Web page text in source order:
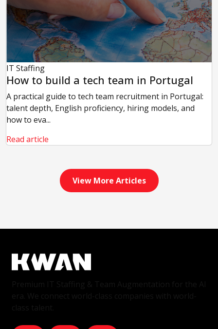
IT Staffing
How to build a tech team in Portugal
A practical guide to tech team recruitment in Portugal:
talent depth, English proficiency, hiring models, and
how to eva...
Read article
View More Articles